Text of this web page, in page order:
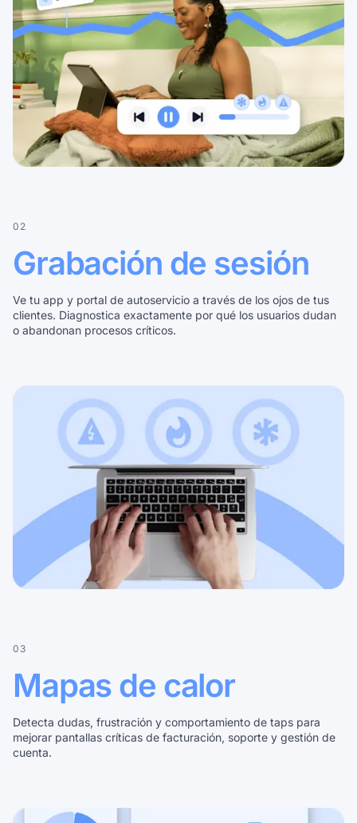
02
Grabación de sesión
Ve tu app y portal de autoservicio a través de los ojos de tus
clientes. Diagnostica exactamente por qué los usuarios dudan
o abandonan procesos críticos.
03
Mapas de calor
Detecta dudas, frustración y comportamiento de taps para
mejorar pantallas críticas de facturación, soporte y gestión de
cuenta.